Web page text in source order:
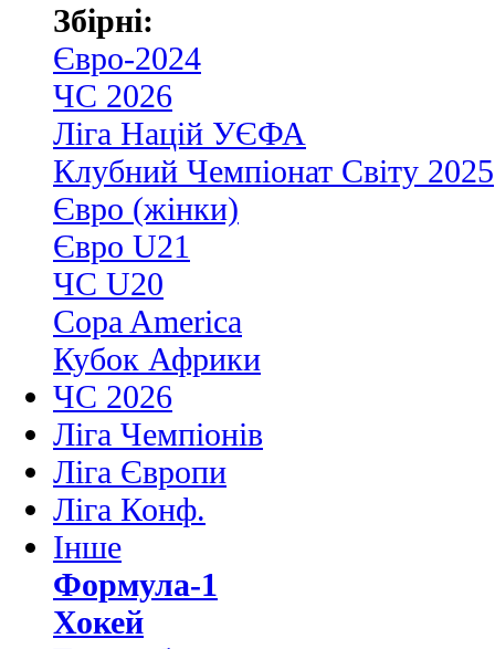
Збірні:
Євро-2024
ЧС 2026
Ліга Націй УЄФА
Клубний Чемпіонат Світу 2025
Євро (жінки)
Євро U21
ЧС U20
Copa America
Кубок Африки
ЧС 2026
Ліга Чемпіонів
Ліга Європи
Ліга Конф.
Інше
Формула-1
Хокей